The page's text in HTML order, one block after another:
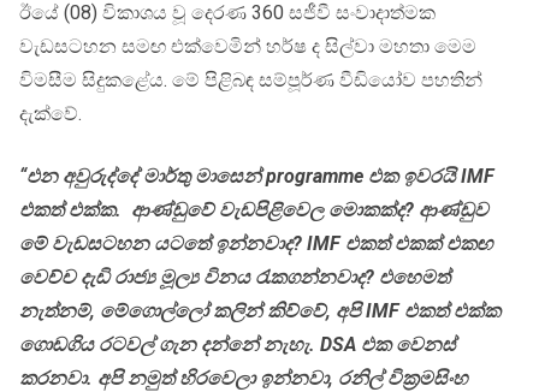
ඊයේ (08) විකාශය වූ දෙරණ 360 සජීවී සංවාදාත්මක
වැඩසටහන සමඟ එක්වෙමින් හර්ෂ ද සිල්වා මහතා මෙම
විමසීම සිදුකළේය. මේ පිළිබඳ සම්පූර්ණ වීඩියෝව පහතින්
දැක්වේ.
“එන අවුරුද්දේ මාර්තු මාසෙන් programme එක ඉවරයි IMF
එකත් එක්ක. ආණ්ඩුවේ වැඩපිළිවෙල මොකක්ද? ආණ්ඩුව
මේ වැඩසටහන යටතේ ඉන්නවාද? IMF එකත් එකක් එකඟ
වෙච්ච දැඩි රාජ්‍ය මූල්‍ය විනය රැකගන්නවාද? එහෙමත්
නැත්නම්, මේගොල්ලෝ කලින් කිව්වේ, අපි IMF එකත් එක්ක
ගොඩගිය රටවල් ගැන දන්නේ නැහැ. DSA එක වෙනස්
කරනවා. අපි නමුත් හිරවෙලා ඉන්නවා, රනිල් වික්‍රමසිංහ